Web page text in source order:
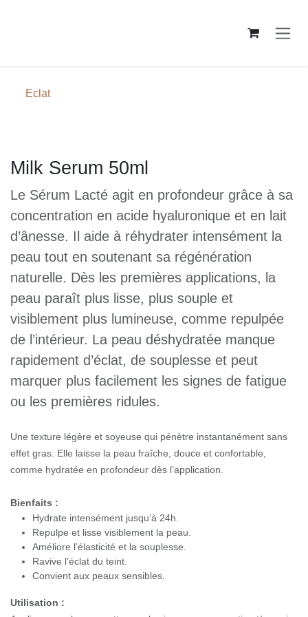
Eclat
Milk Serum 50ml
Le Sérum Lacté agit en profondeur grâce à
sa concentration en acide hyaluronique et
en lait d’ânesse. Il aide à réhydrater
intensément la peau tout en soutenant sa
régénération naturelle. Dès les premières
applications, la peau paraît plus lisse, plus
souple et visiblement plus lumineuse,
comme repulpée de l’intérieur. La peau
déshydratée manque rapidement d’éclat,
de souplesse et peut marquer plus
facilement les signes de fatigue ou les
Une texture légère et soyeuse qui pénètre instantanément sans
effet gras. Elle laisse la peau fraîche, douce et confortable,
Bienfaits :
Hydrate intensément jusqu’à 24h.
Repulpe et lisse visiblement la peau.
Améliore l’élasticité et la souplesse.
Ravive l’éclat du teint.
Convient aux peaux sensibles.